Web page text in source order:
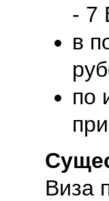
- 7
в
по
Виза